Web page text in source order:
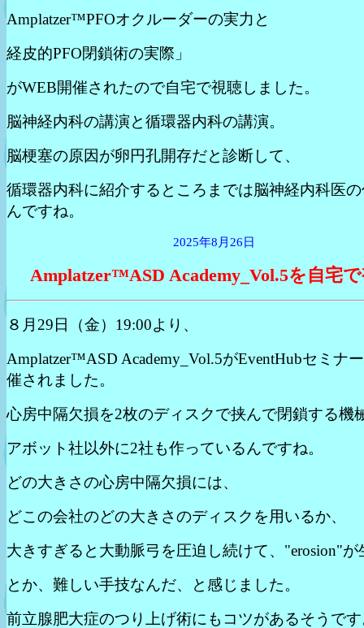
Amplatzer™PFOオクルーダーの実力と
経皮的PFO閉鎖術の実際」
がWEB開催されたので自宅で視聴しました。
脳神経内科の講演と循環器内科の講演。
脳梗塞の原因が卵円孔開存だと診断して、
循環器内科に紹介するところまでは脳神経内科医
んですね。
2025年8月26日
Amplatzer™ASD Academy_Vol.5を自宅
８月29日（金）19:00より、
Amplatzer™ASD Academy_Vol.5がEventHubセミナ
催されました。
心房中隔欠損を2枚のディスクで挟んで閉鎖する機
アボット社以外に2社も作っているんですね。
どの大きさの心房中隔欠損には、
どこの会社のどの大きさのディスクを用いるか、
大きすぎると大動脈弓を圧迫し続けて、"erosion"が
とか、難しい手技なんだ、と感じました。
前立腺肥大症のつり上げ術にもコツがあるそうで